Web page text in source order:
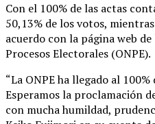
Con el 100% de las actas
50,13% de los votos,
acuerdo con la página web
Procesos Electorales (ONPE).
“La ONPE ha llegado al
Esperamos la proclamación
con mucha humildad,